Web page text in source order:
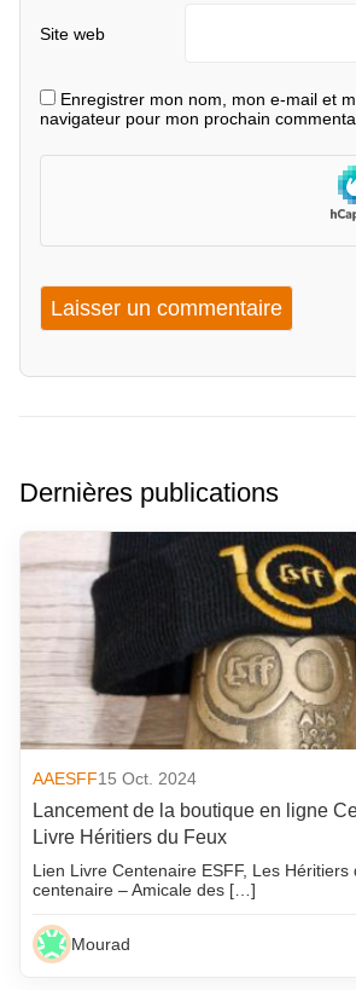
Site web
Enregistrer mon nom, mon e-mail et
navigateur pour mon prochain
Dernières publications
AAESFF15 Oct. 2024
Lancement de la boutique en ligne
Livre Héritiers du Feux
Lien Livre Centenaire ESFF, Les
centenaire – Amicale des […]
Mourad